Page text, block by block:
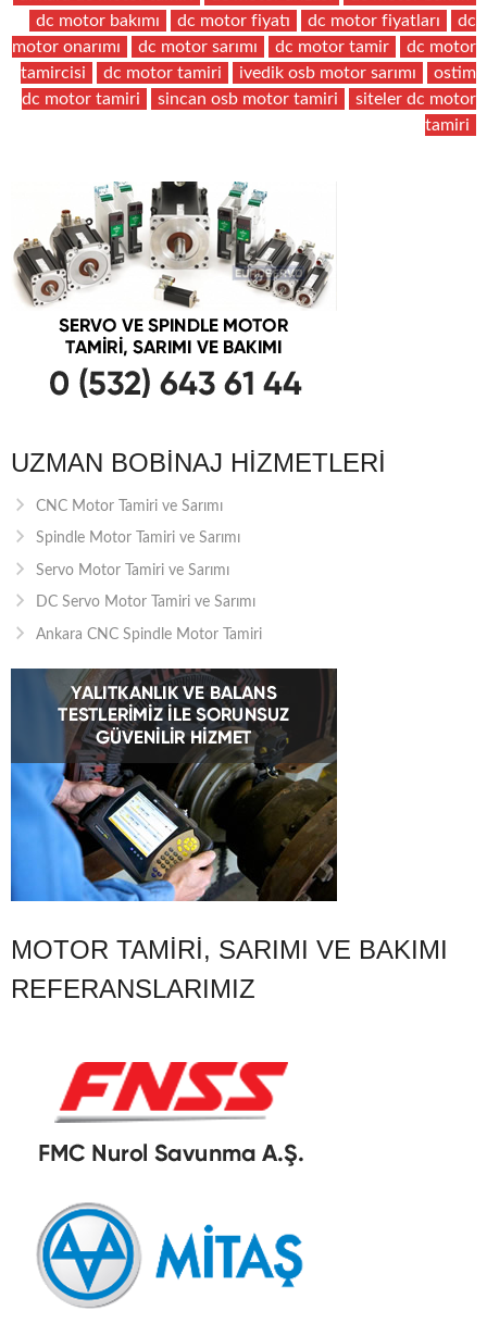
dc motor bakımı
dc motor fiyatı dc motor fiyatları
dc
motor onarımı
dc motor sarımı dc motor tamir
dc motor
tamircisi
dc motor tamiri ivedik osb motor sarımı
ostim
dc motor tamiri
sincan osb motor tamiri
siteler dc motor
tamiri
UZMAN BOBINAJ HIZMETLERI
CNC Motor Tamiri ve Sarımı
Spindle Motor Tamiri ve Sarımı
Servo Motor Tamiri ve Sarımı
DC Servo Motor Tamiri ve Sarımı
Ankara CNC Spindle Motor Tamiri
MOTOR TAMIRI, SARIMI VE BAKIMI
REFERANSLARIMIZ